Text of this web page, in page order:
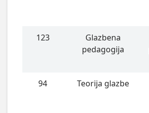
123
Glazbena
pedagogija
94 Teorija glazbe